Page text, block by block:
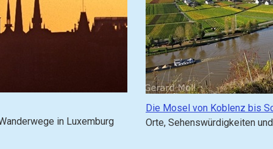
in Luxemburg
o
)
:
e
h
Die Mosel von Koblenz bis
Orte, Sehenswürdigkeiten